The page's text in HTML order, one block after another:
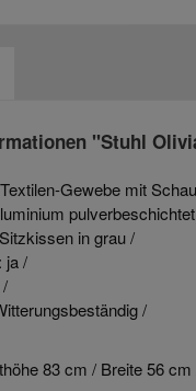
"Stuhl
Gewebe mit
in grau /
ja /
/
83 cm / Breite 56